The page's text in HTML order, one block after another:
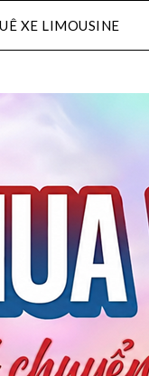
XE LIMOUSINE